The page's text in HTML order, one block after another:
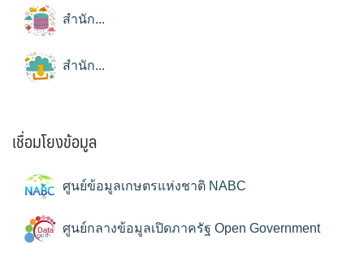
สำนัก...
สำนัก...
เชื่อมโยงข้อมูล
ศูนย์ข้อมูลเกษตรแห่งชาติ NABC
ศูนย์กลางข้อมูลเปิดภาครัฐ Open Government